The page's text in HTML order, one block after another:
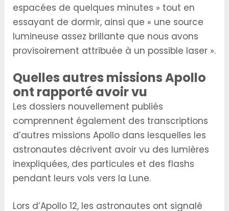
espacées de quelques minutes » tout en
essayant de dormir, ainsi que « une source
lumineuse assez brillante que nous avons
provisoirement attribuée à un possible laser ».
Quelles autres missions Apollo
ont rapporté avoir vu
Les dossiers nouvellement publiés
comprennent également des transcriptions
d’autres missions Apollo dans lesquelles les
astronautes décrivent avoir vu des lumières
inexpliquées, des particules et des flashs
pendant leurs vols vers la Lune.
Lors d’Apollo 12, les astronautes ont signalé